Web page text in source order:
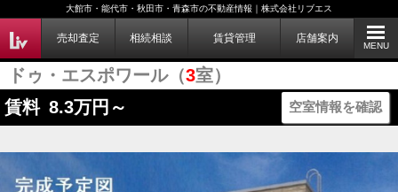
大館市・能代市・秋田市・青森市の不動産情報｜株式会社リブエス
売却査定 相続相談 賃貸管理 店舗案内
MENU
ドゥ・エスポワール（3室）
賃料 8.3万円～ 空室情報を確認